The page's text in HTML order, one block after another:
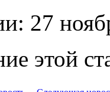
27
этой